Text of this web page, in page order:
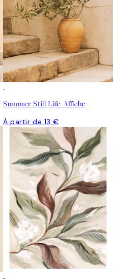
Summer Still Life Affiche
À partir de 13 €